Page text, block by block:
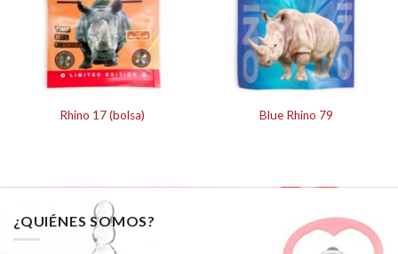
Rhino 17 (bolsa) Blue Rhino 79
¿QUIÉNES SOMOS?